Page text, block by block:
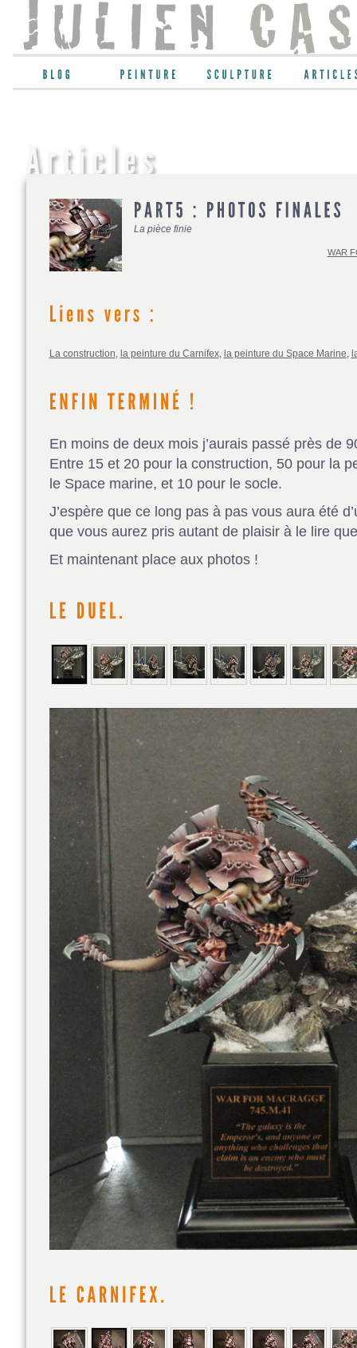
La pièce finie
WAR
La construction, la peinture du Carnifex, la peinture du Space Marine,
En moins de deux mois j’aurais passé près de
Entre 15 et 20 pour la construction, 50 pour la
le Space marine, et 10 pour le socle.
J’espère que ce long pas à pas vous aura été
que vous aurez pris autant de plaisir à le lire
Et maintenant place aux photos !